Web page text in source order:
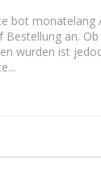
bot monatelang
Bestellung an.
wurden ist